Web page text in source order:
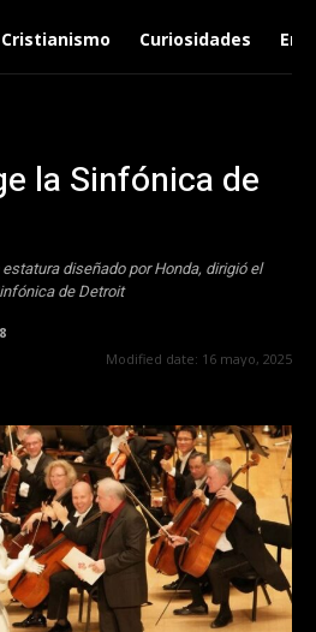
Cristianismo Curiosidades
la Sinfónica de
diseñado por Honda, dirigió el
de Detroit
Modified date: 16 mayo, 2025